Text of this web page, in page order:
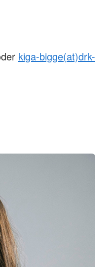
kiga-bigge(at)drk-